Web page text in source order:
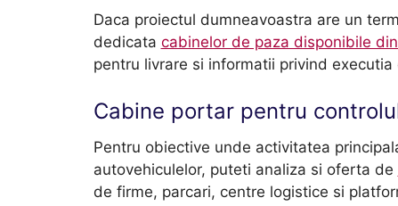
Daca proiectul dumneavoastra are un
dedicata cabinelor de paza disponibile
pentru livrare si informatii privind
Cabine portar pentru
Pentru obiective unde activitatea
autovehiculelor, puteti analiza si oferta de
de firme, parcari, centre logistice si